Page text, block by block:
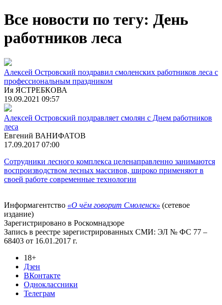
Все новости по тегу: День
работников леса
Алексей Островский поздравил смоленских работников леса с
профессиональным праздником
Ия ЯСТРЕБКОВА
19.09.2021 09:57
Алексей Островский поздравляет смолян с Днем работников
леса
Евгений ВАНИФАТОВ
17.09.2017 07:00
Сотрудники лесного комплекса целенаправленно занимаются
воспроизводством лесных массивов, широко применяют в
своей работе современные технологии
Информагентство «О чём говорит Смоленск» (сетевое
издание)
Зарегистрировано в Роскомнадзоре
Запись в реестре зарегистрированных СМИ: ЭЛ № ФС 77 –
68403 от 16.01.2017 г.
18+
Дзен
ВКонтакте
Одноклассники
Телеграм